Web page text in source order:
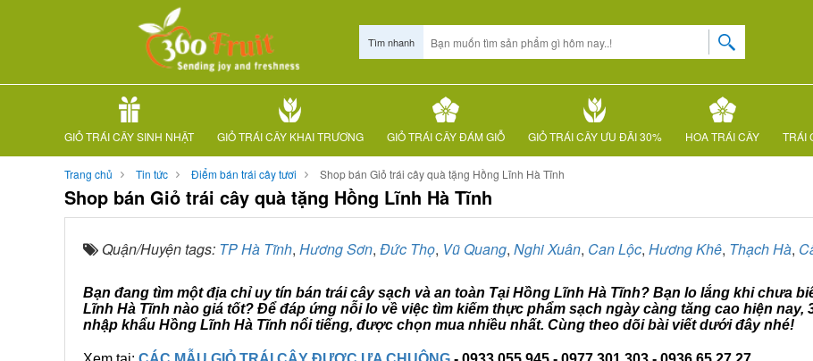
Tìm nhanh
GIỎ TRÁI CÂY SINH NHẬT GIỎ TRÁI CÂY KHAI TRƯƠNG GIỎ TRÁI CÂY ĐÁM GIỖ GIỎ TRÁI CÂY ƯU ĐÃI 30% HOA TRÁI CÂY TRÁI
Trang chủ Tin tức Điểm bán trái cây tươi Shop bán Giỏ trái cây quà tặng Hồng Lĩnh Hà Tĩnh
Shop bán Giỏ trái cây quà tặng Hồng Lĩnh Hà Tĩnh
Quận/Huyện tags: TP Hà Tĩnh, Hương Sơn, Đức Thọ, Vũ Quang, Nghi Xuân, Can Lộc, Hương Khê, Thạch Hà,
Bạn đang tìm một địa chỉ uy tín bán trái cây sạch và an toàn Tại Hồng Lĩnh Hà Tĩnh? Bạn lo lắng khi chưa
Lĩnh Hà Tĩnh nào giá tốt? Để đáp ứng nỗi lo về việc tìm kiếm thực phẩm sạch ngày càng tăng cao hiện nay,
nhập khẩu Hồng Lĩnh Hà Tĩnh nổi tiếng, được chọn mua nhiều nhất. Cùng theo dõi bài viết dưới đây nhé!